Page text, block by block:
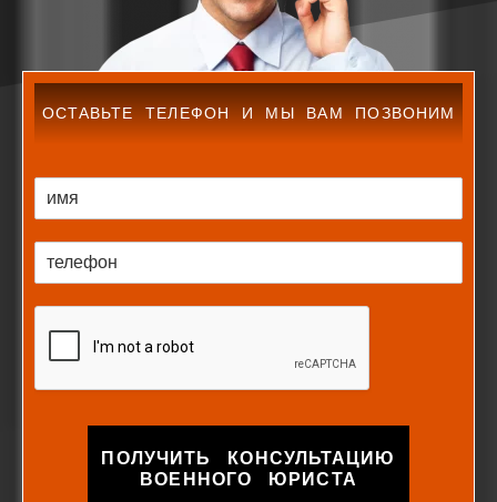
ОСТАВЬТЕ ТЕЛЕФОН И МЫ ВАМ ПОЗВОНИМ
ПОЛУЧИТЬ КОНСУЛЬТАЦИЮ
ВОЕННОГО ЮРИСТА